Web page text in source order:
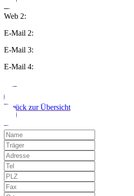
Web 2:
E-Mail 2:
E-Mail 3:
E-Mail 4:
Zurück zur Übersicht